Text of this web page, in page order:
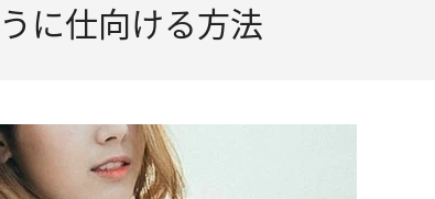
に仕向ける方法